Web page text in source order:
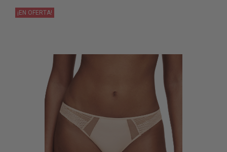
¡EN OFERTA!